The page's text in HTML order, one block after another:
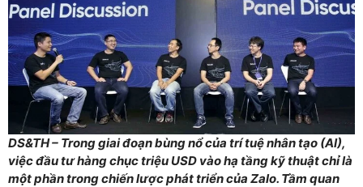
DS&TH – Trong giai đoạn bùng nổ của trí tuệ nhân tạo (AI),
việc đầu tư hàng chục triệu USD vào hạ tầng kỹ thuật chỉ là
một phần trong chiến lược phát triển của Zalo. Tầm quan